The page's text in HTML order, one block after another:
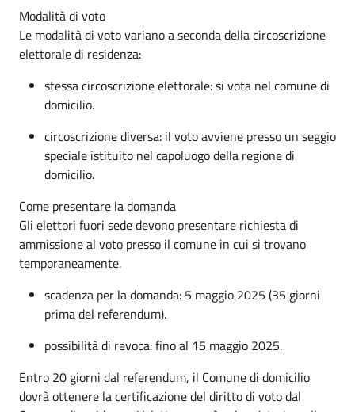
Modalità di voto
Le modalità di voto variano a seconda della circoscrizione
elettorale di residenza:
stessa circoscrizione elettorale: si vota nel comune di
domicilio.
circoscrizione diversa: il voto avviene presso un seggio
speciale istituito nel capoluogo della regione di
domicilio.
Come presentare la domanda
Gli elettori fuori sede devono presentare richiesta di
ammissione al voto presso il comune in cui si trovano
temporaneamente.
scadenza per la domanda: 5 maggio 2025 (35 giorni
prima del referendum).
possibilità di revoca: fino al 15 maggio 2025.
Entro 20 giorni dal referendum, il Comune di domicilio
dovrà ottenere la certificazione del diritto di voto dal